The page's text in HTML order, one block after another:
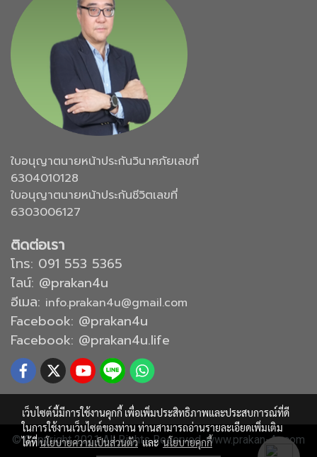
ใบอนุญาตนายหน้าประกันวินาศภัยเลขที่
6304010128
ใบอนุญาตนายหน้าประกันชีวิตเลขที่
6303006127
ติดต่อเรา
โทร: 091 553 5365
ไลน์: @prakan4u
อีเมล: info.prakan4u@gmail.com
Facebook: @prakan4u
Facebook: @prakan4u.life
© Copyright 2021 All Rights Reserved. www.prakan-4u.com
เว็บไซต์นี้มีการใช้งานคุกกี้ เพื่อเพิ่มประสิทธิภาพและประสบการณ์ที่ดี
ในการใช้งานเว็บไซต์ของท่าน ท่านสามารถอ่านรายละเอียดเพิ่มเติม
ได้ที่นโยบายความเป็นส่วนตัวและนโยบายคุกกี้